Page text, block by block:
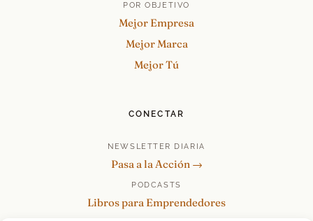
POR OBJETIVO
Mejor Empresa
Mejor Marca
Mejor Tú
CONECTAR
NEWSLETTER DIARIA
Pasa a la Acción →
PODCASTS
Libros para Emprendedores